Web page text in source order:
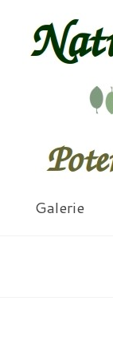
Galerie